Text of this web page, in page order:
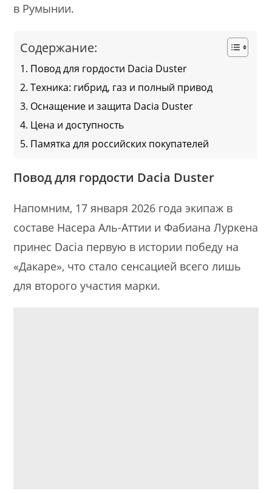
в Румынии.
Содержание:
Повод для гордости Dacia Duster
Техника: гибрид, газ и полный привод
Оснащение и защита Dacia Duster
Цена и доступность
Памятка для российских покупателей
Повод для гордости Dacia Duster
Напомним, 17 января 2026 года экипаж в
составе Насера Аль-Аттии и Фабиана Луркена
принес Dacia первую в истории победу на
«Дакаре», что стало сенсацией всего лишь
для второго участия марки.